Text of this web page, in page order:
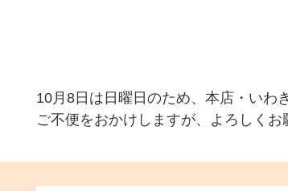
10月8日は日曜日のため、本店・いわ
ご不便をおかけしますが、よろしくお